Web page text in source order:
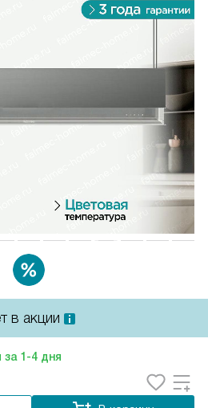
в акции
за 1-4 дня